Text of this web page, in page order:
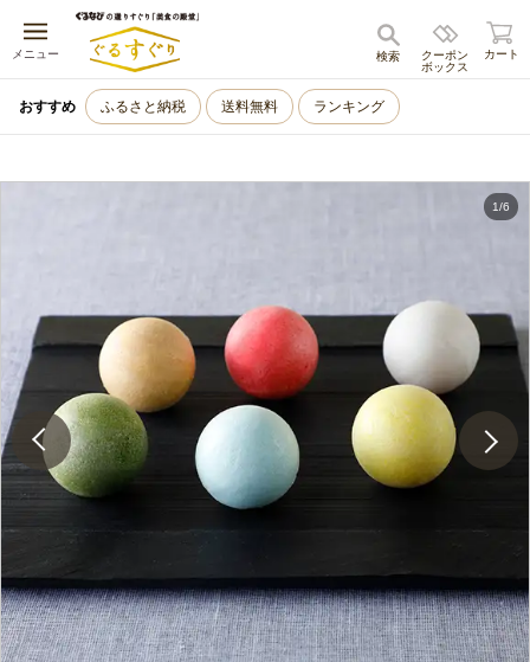
メニュー
キャンセル
クーポン
ボックス
検索 カート
おすすめ ふるさと納税 送料無料 ランキング
1/6